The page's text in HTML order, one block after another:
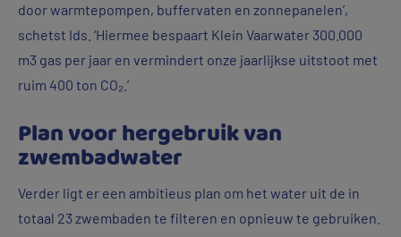
door warmtepompen, buffervaten en zonnepanelen’,
schetst Ids. ‘Hiermee bespaart Klein Vaarwater 300.000
m3 gas per jaar en vermindert onze jaarlijkse uitstoot met
ruim 400 ton CO₂.’
Plan voor hergebruik van
zwembadwater
Verder ligt er een ambitieus plan om het water uit de in
totaal 23 zwembaden te filteren en opnieuw te gebruiken.